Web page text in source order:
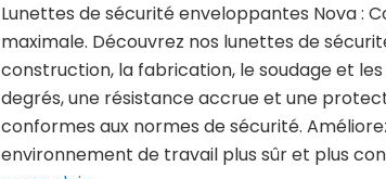
Lunettes de sécurité enveloppantes Nova :
maximale. Découvrez nos lunettes de
construction, la fabrication, le soudage et
degrés, une résistance accrue et une
conformes aux normes de sécurité.
environnement de travail plus sûr et plus